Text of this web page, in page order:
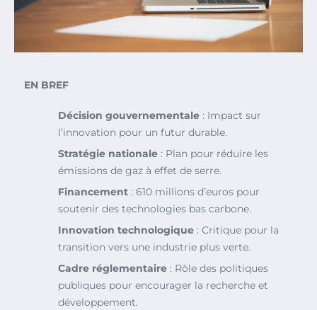
EN BREF
Décision gouvernementale : Impact sur
l’innovation pour un futur durable.
Stratégie nationale : Plan pour réduire les
émissions de gaz à effet de serre.
Financement : 610 millions d’euros pour
soutenir des technologies bas carbone.
Innovation technologique : Critique pour la
transition vers une industrie plus verte.
Cadre réglementaire : Rôle des politiques
publiques pour encourager la recherche et
développement.